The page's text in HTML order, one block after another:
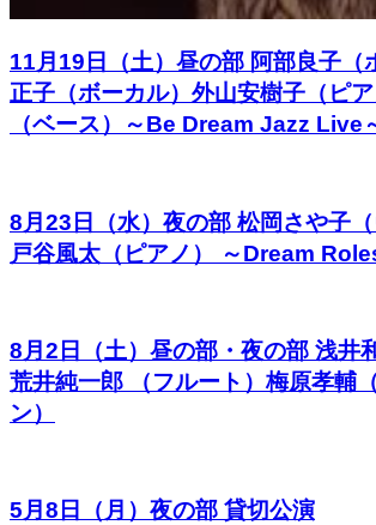
11月19日（土）昼の部 阿部良子（
正子（ボーカル）外山安樹子（ピ
（ベース）～Be Dream Jazz Live
8月23日（水）夜の部 松岡さや子（
戸谷風太（ピアノ） ～Dream
8月2日（土）昼の部・夜の部 浅井
荒井純一郎 （フルート）梅原孝輔
ン）
5月8日（月）夜の部 貸切公演